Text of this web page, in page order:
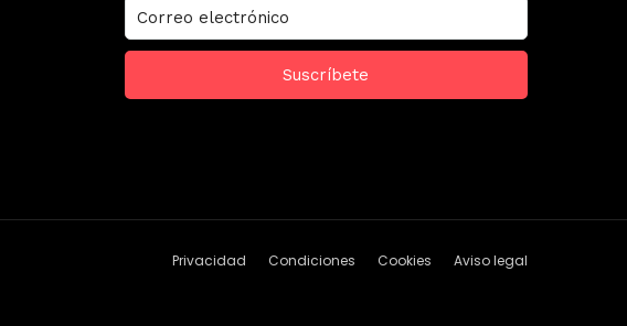
Privacidad Condiciones Cookies Aviso legal